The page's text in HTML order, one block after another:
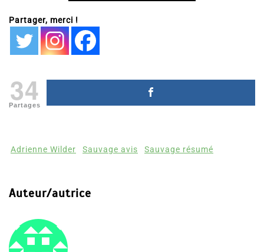
Partager, merci !
34
Partages
Adrienne Wilder Sauvage avis Sauvage résumé
Auteur/autrice